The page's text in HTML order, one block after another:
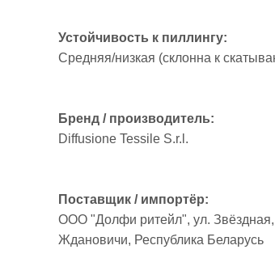
Устойчивость к пиллингу:
Средняя/низкая (склонна к
Бренд / производитель:
Diffusione Tessile S.r.l.
Поставщик / импортёр:
ООО "Долфи ритейл", ул. Звёздная,
Ждановичи, Республика Беларусь